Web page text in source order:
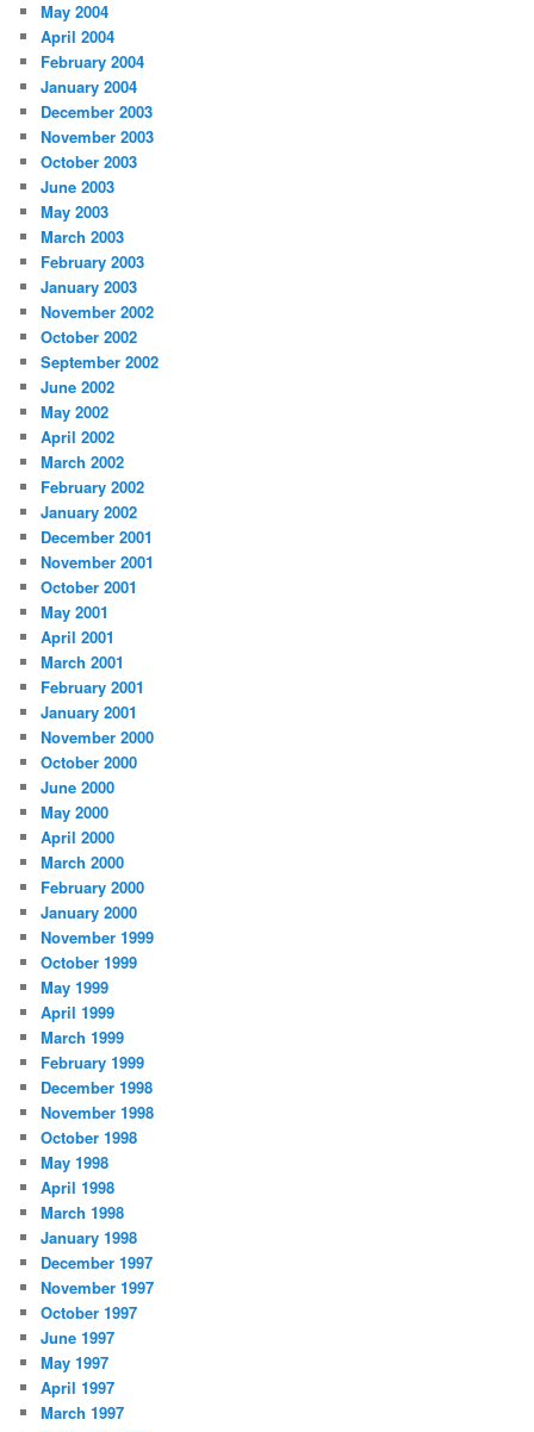
May 2004
April 2004
February 2004
January 2004
December 2003
November 2003
October 2003
June 2003
May 2003
March 2003
February 2003
January 2003
November 2002
October 2002
September 2002
June 2002
May 2002
April 2002
March 2002
February 2002
January 2002
December 2001
November 2001
October 2001
May 2001
April 2001
March 2001
February 2001
January 2001
November 2000
October 2000
June 2000
May 2000
April 2000
March 2000
February 2000
January 2000
November 1999
October 1999
May 1999
April 1999
March 1999
February 1999
December 1998
November 1998
October 1998
May 1998
April 1998
March 1998
January 1998
December 1997
November 1997
October 1997
June 1997
May 1997
April 1997
March 1997